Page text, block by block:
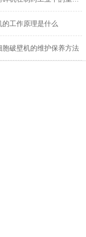
的工作原理是什么
胞破壁机的维护保养方法